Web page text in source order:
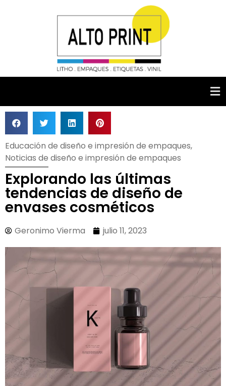
Educación de diseño e impresión de empaques,
Noticias de diseño e impresión de empaques
Explorando las últimas
tendencias de diseño de
envases cosméticos
Geronimo Vierma julio 11, 2023